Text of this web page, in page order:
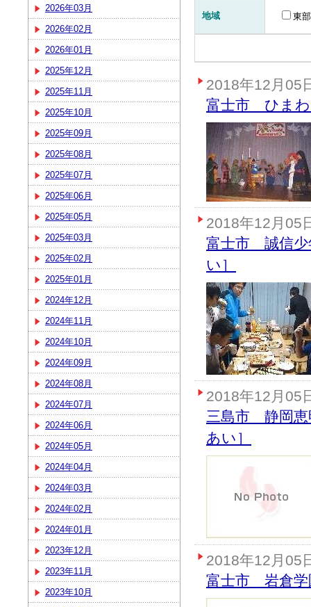
2026年03月
2026年02月
2026年01月
2025年12月
2025年11月
2025年10月
2025年09月
2025年08月
2025年07月
2025年06月
2025年05月
2025年03月
2025年02月
2025年01月
2024年12月
2024年11月
2024年10月
2024年09月
2024年08月
2024年07月
2024年06月
2024年05月
2024年04月
2024年03月
2024年02月
2024年01月
2023年12月
2023年11月
2023年10月
地域 東部
2018年12月05
富士市 ひまわ
2018年12月05
富士市 誠信少
い］
2018年12月05
三島市 静岡恵
あい］
2018年12月05
富士市 岩倉学